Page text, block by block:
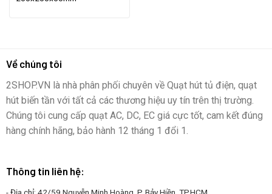
Về chúng tôi
2SHOP.VN là nhà phân phối chuyên về Quạt hút tủ điện, quạt
hút biến tần với tất cả các thương hiệu uy tín trên thị trường.
Chúng tôi cung cấp quạt AC, DC, EC giá cực tốt, cam kết đúng
hàng chính hãng, bảo hành 12 tháng 1 đổi 1.
Thông tin liên hệ: